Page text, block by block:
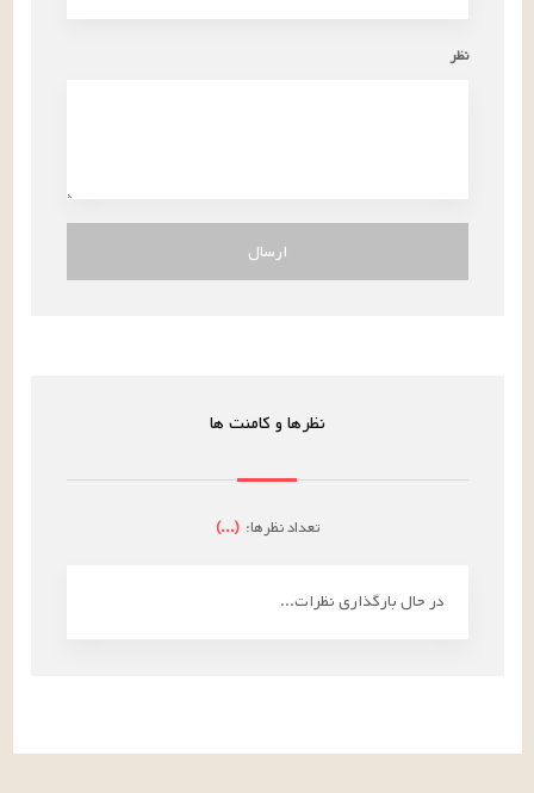
نظر
ارسال
نظرها و کامنت ها
تعداد نظرها: (
...
)
در حال بارگذاری نظرات...